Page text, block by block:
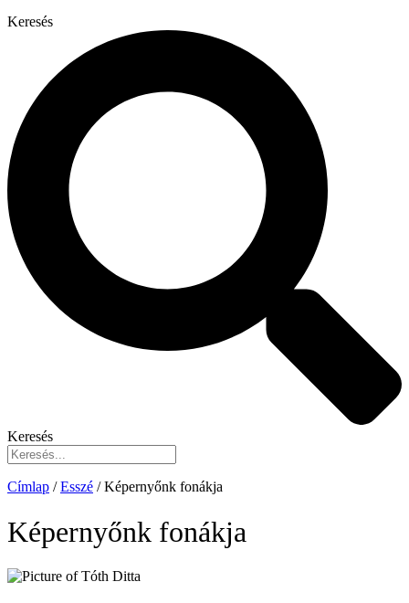
Keresés
Keresés
Címlap /Esszé /Képernyőnk fonákja
Képernyőnk fonákja